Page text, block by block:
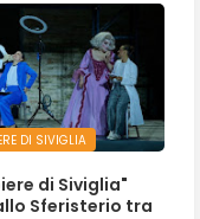
DI SIVIGLIA
di Siviglia"
Sferisterio tra